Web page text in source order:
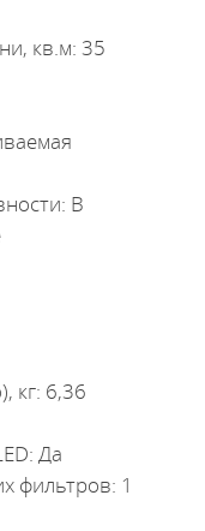
кв.м: 35
B
кг: 6,36
Да
фильтров: 1